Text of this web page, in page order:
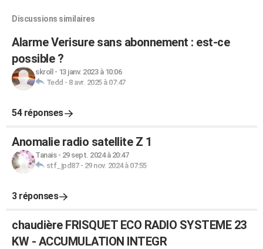
Discussions similaires
Alarme Verisure sans abonnement : est-ce
possible ?
skroll - 13 janv. 2023 à 10:06
Tedd - 8 avr. 2025 à 07:47
54 réponses
Anomalie radio satellite Z 1
Tanais- 29 sept. 2024 à 20:47
stf_jpd87- 29 nov. 2024 à 07:55
3 réponses
chaudière FRISQUET ECO RADIO SYSTEME 23
KW - ACCUMULATION INTEGR